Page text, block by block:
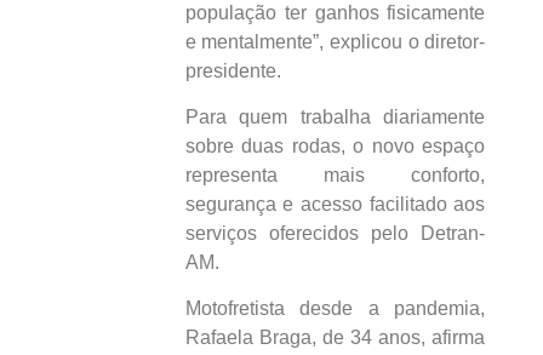
população ter ganhos fisicamente
e mentalmente”, explicou o diretor-
presidente.
Para quem trabalha diariamente
sobre duas rodas, o novo espaço
representa mais conforto,
segurança e acesso facilitado aos
serviços oferecidos pelo Detran-
AM.
Motofretista desde a pandemia,
Rafaela Braga, de 34 anos, afirma